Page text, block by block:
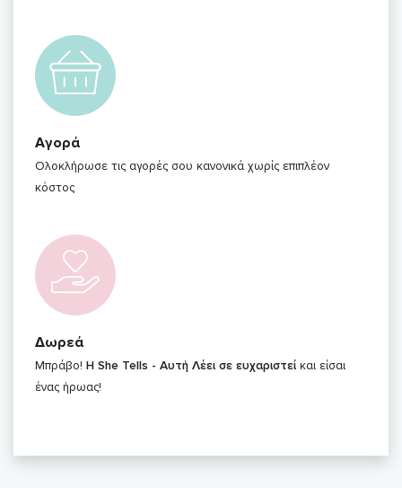
Αγορά
Ολοκλήρωσε τις αγορές σου κανονικά χωρίς επιπλέον
κόστος
Δωρεά
Μπράβο! Η She Tells - Αυτή Λέει σε ευχαριστεί και είσαι
ένας ήρωας!